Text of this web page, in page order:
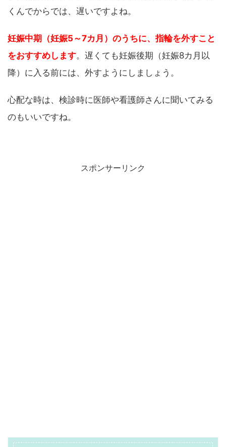
くんでからでは、遅いですよね。
妊娠中期（妊娠5～7カ月）のうちに、指輪を外すこと
をおすすめします。遅くても妊娠後期（妊娠8カ月以
降）に入る前には、外すようにしましょう。
心配な時は、検診時に医師や看護師さんに聞いてみる
のもいいですね。
スポンサーリンク